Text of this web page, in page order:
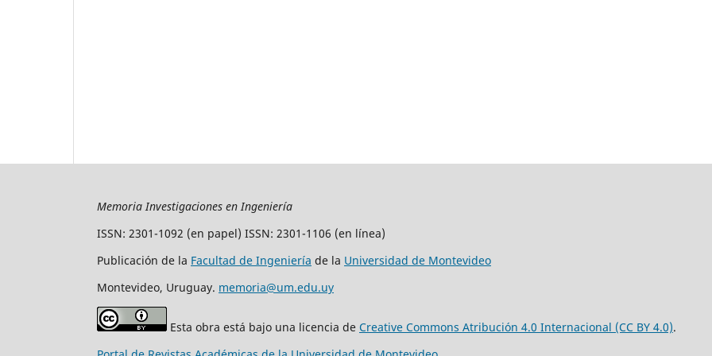
Memoria Investigaciones en Ingeniería
ISSN: 2301-1092 (en papel) ISSN: 2301-1106 (en línea)
Publicación de la Facultad de Ingeniería de la Universidad de Montevideo
Montevideo, Uruguay. memoria@um.edu.uy
Esta obra está bajo una licencia de Creative Commons Atribución 4.0 Internacional (CC BY 4.0).